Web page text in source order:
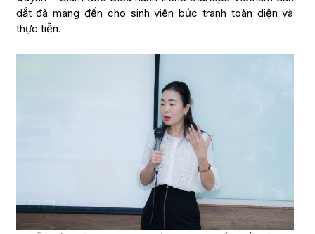
dắt đã mang đến cho sinh viên bức tranh toàn diện và
thực tiễn.